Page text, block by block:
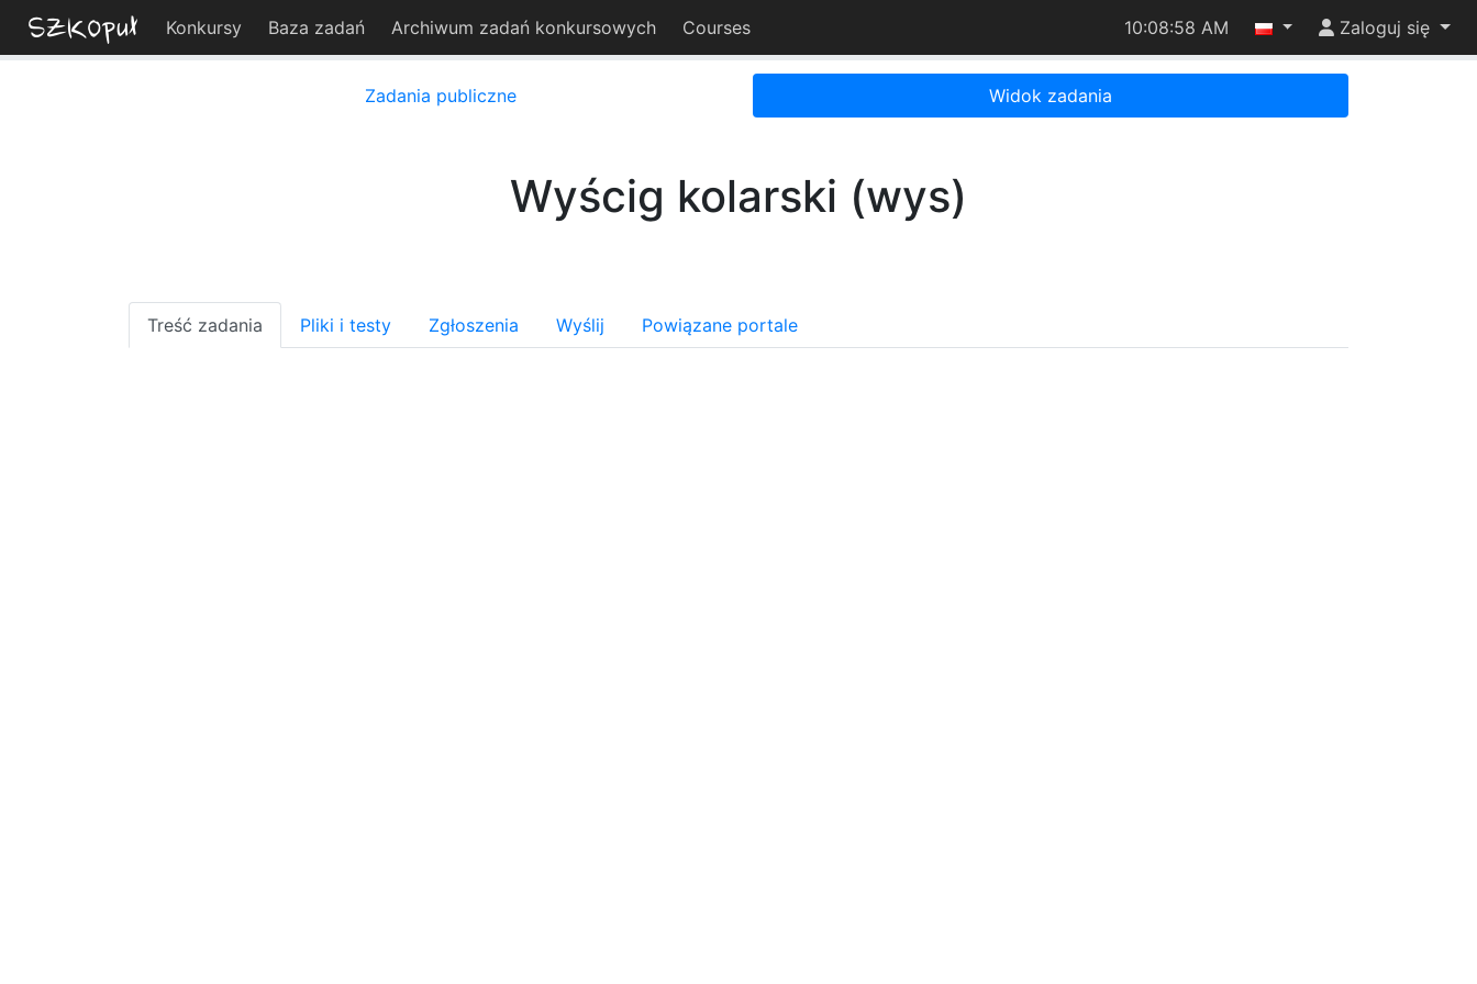
Konkursy Baza zadań Archiwum zadań konkursowych Courses 10:08:58 AM Zaloguj się
Zadania publiczne Widok zadania
Wyścig kolarski (wys)
Treść zadania Pliki i testy Zgłoszenia Wyślij Powiązane portale